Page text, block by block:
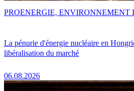
La pénurie d'énergie nucléaire en
libéralisation du marché
06.08.2026
PROENERGIE, ENVIRONNEMENT